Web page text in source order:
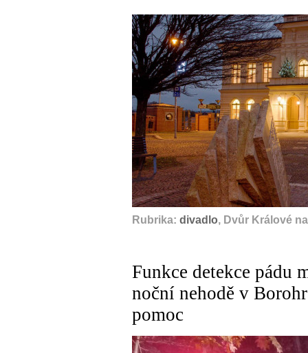
Rubrika: divadlo, Dvůr Králové
Funkce detekce pádu
noční nehodě v
pomoc